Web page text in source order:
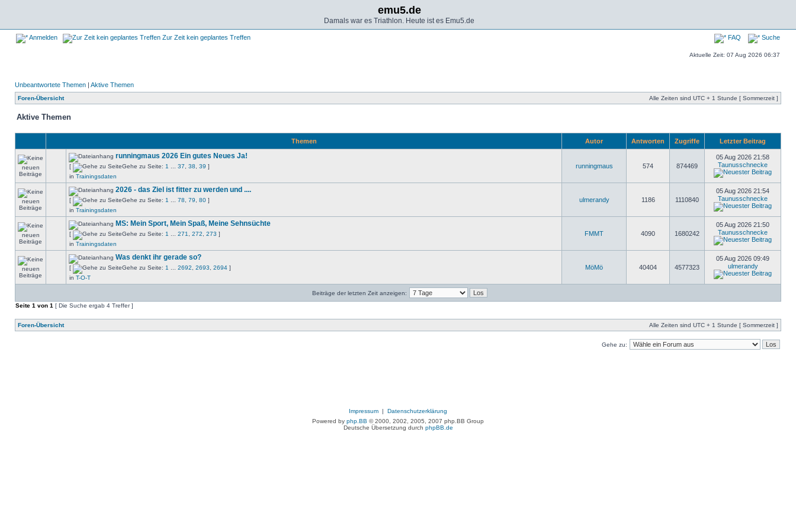
emu5.de
Damals war es Triathlon. Heute ist es Emu5.de
Anmelden Zur Zeit kein geplantes Treffen FAQ Suche
Aktuelle Zeit: 07 Aug 2026 06:37
Unbeantwortete Themen | Aktive Themen
Foren-Übersicht Alle Zeiten sind UTC + 1 Stunde [ Sommerzeit ]
Aktive Themen
Themen Autor Antworten Zugriffe Letzter Beitrag
runningmaus 2026 Ein gutes Neues Ja!
[ Gehe zu Seite: 1 37 38 39 ]
in Trainingsdaten
runningmaus 574 874469
05 Aug 2026 21:58
Taunusschnecke
2026 - das Ziel ist fitter zu werden und ....
[ Gehe zu Seite: 1 78 79 80 ]
in Trainingsdaten
ulmerandy 1186 1110840
05 Aug 2026 21:54
Taunusschnecke
MS: Mein Sport, Mein Spaß, Meine Sehnsüchte
[ Gehe zu Seite: 1 271 272 273 ]
in Trainingsdaten
FMMT 4090 1680242
05 Aug 2026 21:50
Taunusschnecke
Was denkt ihr gerade so?
[ Gehe zu Seite: 1 2692 2693 2694 ]
in T-O-T
MöMö 40404 4577323
05 Aug 2026 09:49
ulmerandy
Beiträge der letzten Zeit anzeigen:
Seite 1 von 1 [ Die Suche ergab 4 Treffer ]
Foren-Übersicht Alle Zeiten sind UTC + 1 Stunde [ Sommerzeit ]
Gehe zu:
Impressum | Datenschutzerklärung
Powered by php.BB © 2000, 2002, 2005, 2007 php.BB Group
Deutsche Übersetzung durch phpBB.de